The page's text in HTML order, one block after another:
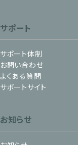
サポート
サポート体制
お問い合わせ
よくある質問
サポートサイト
お知らせ